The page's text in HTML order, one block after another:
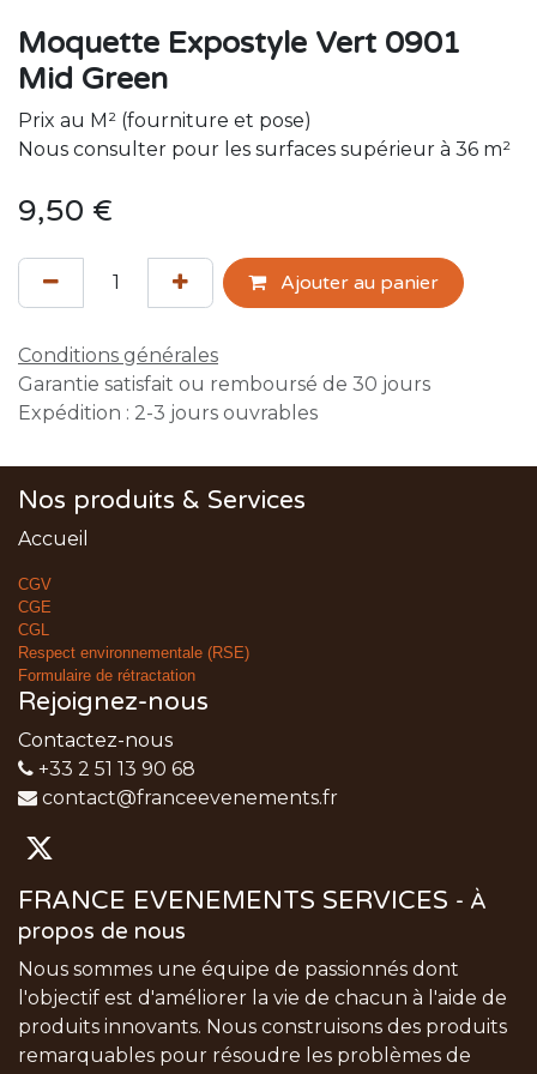
Moquette Expostyle Vert 0901
Mid Green
Prix au M² (fourniture et pose)
Nous consulter pour les surfaces supérieur à 36 m²
9,50 €
Ajouter au panier
Conditions générales
Garantie satisfait ou remboursé de 30 jours
Expédition : 2-3 jours ouvrables
Nos produits & Services
Accueil
CGV
CGE
CGL
Respect environnementale (RSE)
Formulaire de rétractation
Rejoignez-nous
Contactez-nous
+33 2 51 13 90 68
contact@franceevenements.fr
FRANCE EVENEMENTS SERVICES - À
propos de nous
Nous sommes une équipe de passionnés dont
l'objectif est d'améliorer la vie de chacun à l'aide de
produits innovants. Nous construisons des produits
remarquables pour résoudre les problèmes de